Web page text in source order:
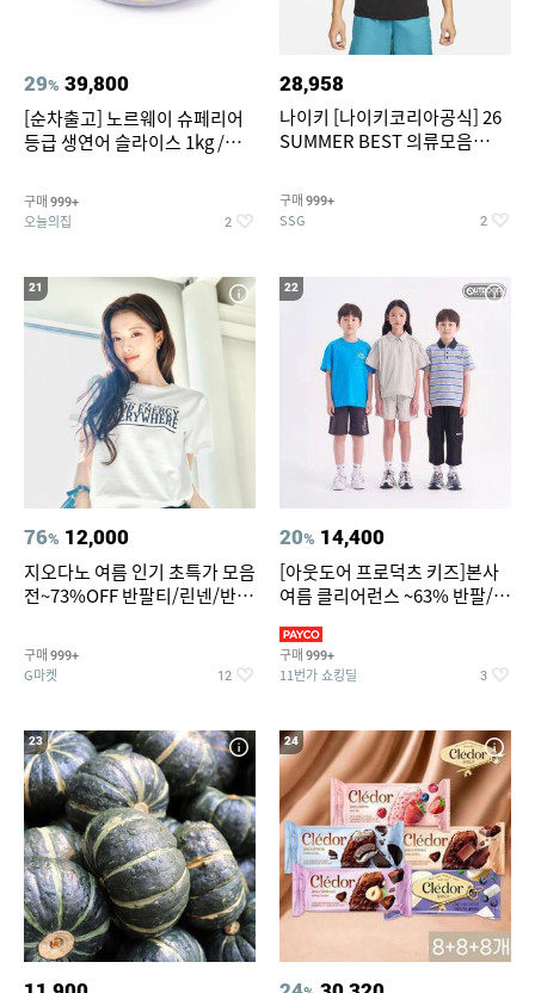
29% 39,800
[순차출고] 노르웨이 슈페리어
등급 생연어 슬라이스 1kg /
구매 999+
오늘의집 2
28,958
나이키 [나이키코리아공식] 26
SUMMER BEST 의류모음
구매 999+
SSG 2
21
76% 12,000
지오다노 여름 인기 초특가 모음
전~73%OFF 반팔티/린넨/반바
구매 999+
G마켓 12
22
20% 14,400
[아웃도어 프로덕츠 키즈]본사
여름 클리어런스 ~63% 반팔/반
구매 999+
11번가 쇼킹딜 3
23 24